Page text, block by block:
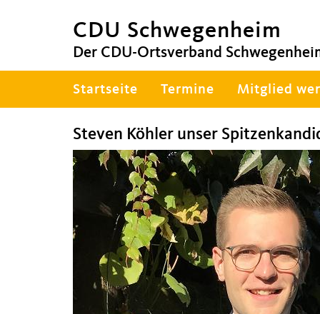
CDU Schwegenheim
Der CDU-Ortsverband
Hauptnavigation
Startseite Termine Mitglied
Steven Köhler unser